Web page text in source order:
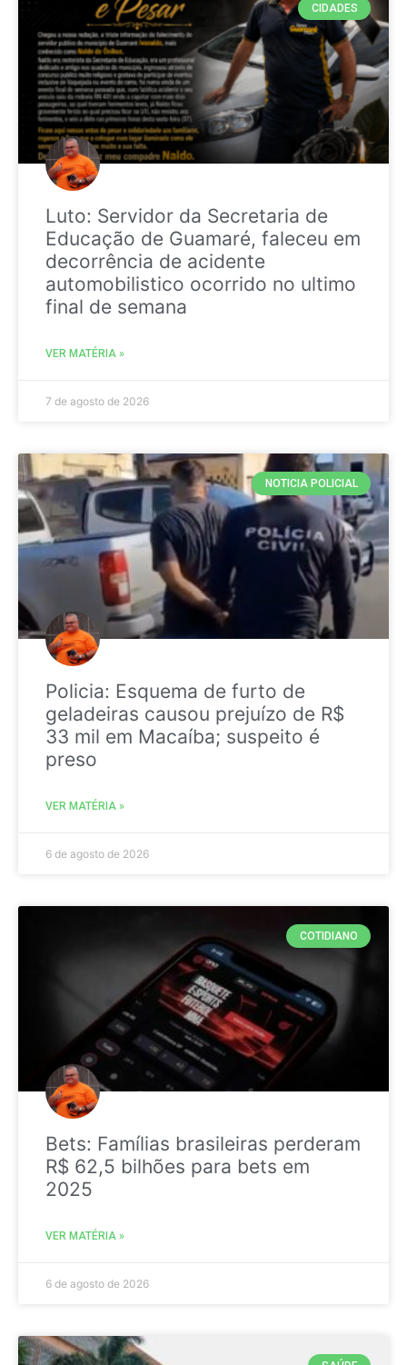
CIDADES
Luto: Servidor da Secretaria de
Educação de Guamaré, faleceu em
decorrência de acidente
automobilistico ocorrido no ultimo
final de semana
VER MATÉRIA »
7 de agosto de 2026
NOTICIA POLICIAL
Policia: Esquema de furto de
geladeiras causou prejuízo de R$
33 mil em Macaíba; suspeito é
preso
VER MATÉRIA »
6 de agosto de 2026
COTIDIANO
Bets: Famílias brasileiras perderam
R$ 62,5 bilhões para bets em
2025
VER MATÉRIA »
6 de agosto de 2026